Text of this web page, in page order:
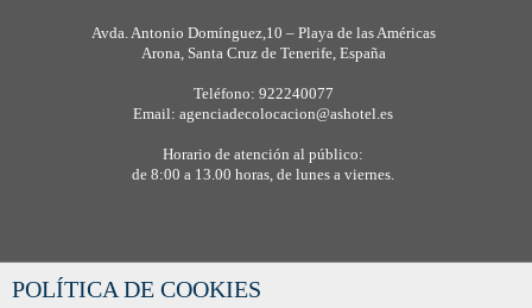
Avda. Antonio Domínguez,10 – Playa de las Américas
Arona, Santa Cruz de Tenerife, España
Teléfono: 922240077
Email: agenciadecolocacion@ashotel.es
Horario de atención al público:
de 8:00 a 13.00 horas, de lunes a viernes.
POLÍTICA DE COOKIES